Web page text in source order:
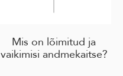
Mis on lõimitud ja
vaikimisi andmekaitse?